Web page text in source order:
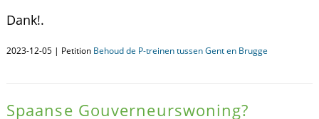
Dank!.
2023-12-05 | Petition Behoud de P-treinen tussen Gent en Brugge
Spaanse Gouverneurswoning?